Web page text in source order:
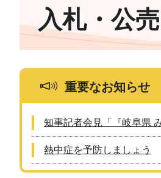
入札・公売
重要なお知らせ
知事記者会見「『岐阜県
熱中症を予防しましょう